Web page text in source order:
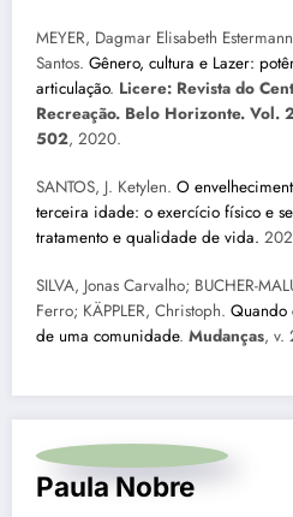
MEYER, Dagmar Elisabeth
Santos. Gênero, cultura e Lazer:
articulação. Licere: Revista do
Recreação. Belo Horizonte.
502, 2020.
SANTOS, J. Ketylen. O
terceira idade: o exercício físico e
tratamento e qualidade de vida.
SILVA, Jonas Carvalho; BUCHER-
Ferro; KÄPPLER, Christoph. Quando
de uma comunidade. Mudanças, v.
Paula Nobre